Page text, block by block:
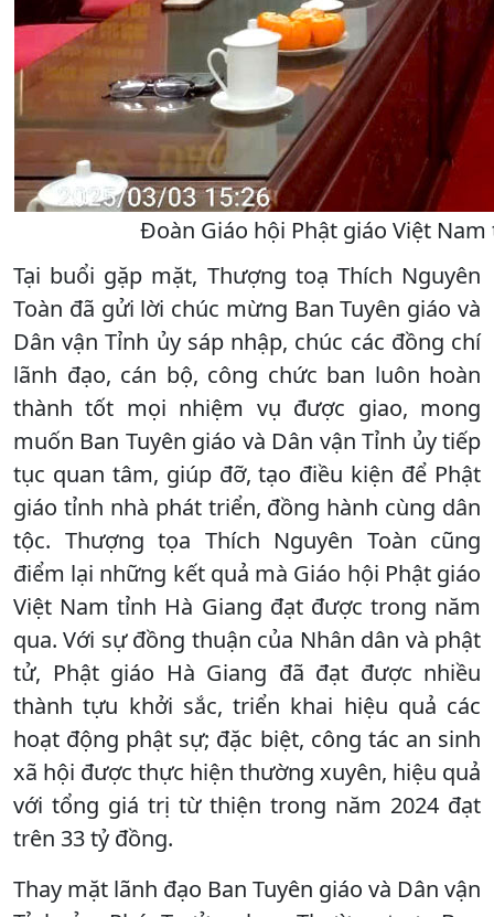
Đoàn Giáo hội Phật giáo Việt
Tại buổi gặp mặt, Thượng toạ Thích Nguyên
Toàn đã gửi lời chúc mừng Ban Tuyên giáo và
Dân vận Tỉnh ủy sáp nhập, chúc các đồng chí
lãnh đạo, cán bộ, công chức ban luôn hoàn
thành tốt mọi nhiệm vụ được giao, mong
muốn Ban Tuyên giáo và Dân vận Tỉnh ủy tiếp
tục quan tâm, giúp đỡ, tạo điều kiện để Phật
giáo tỉnh nhà phát triển, đồng hành cùng dân
tộc. Thượng tọa Thích Nguyên Toàn cũng
điểm lại những kết quả mà Giáo hội Phật giáo
Việt Nam tỉnh Hà Giang đạt được trong năm
qua. Với sự đồng thuận của Nhân dân và phật
tử, Phật giáo Hà Giang đã đạt được nhiều
thành tựu khởi sắc, triển khai hiệu quả các
hoạt động phật sự; đặc biệt, công tác an sinh
xã hội được thực hiện thường xuyên, hiệu quả
với tổng giá trị từ thiện trong năm 2024 đạt
trên 33 tỷ đồng.
Thay mặt lãnh đạo Ban Tuyên giáo và Dân vận